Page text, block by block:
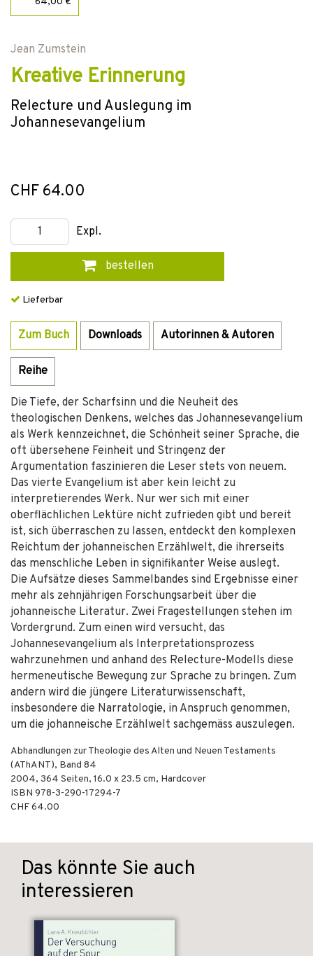
Jean Zumstein
Kreative Erinnerung
Relecture und Auslegung im
Johannesevangelium
CHF 64.00
Expl.
bestellen
Lieferbar
Zum Buch Downloads Autorinnen & Autoren
Reihe
Die Tiefe, der Scharfsinn und die Neuheit des
theologischen Denkens, welches das Johannesevangelium
als Werk kennzeichnet, die Schönheit seiner Sprache, die
oft übersehene Feinheit und Stringenz der
Argumentation faszinieren die Leser stets von neuem.
Das vierte Evangelium ist aber kein leicht zu
interpretierendes Werk. Nur wer sich mit einer
oberflächlichen Lektüre nicht zufrieden gibt und bereit
ist, sich überraschen zu lassen, entdeckt den komplexen
Reichtum der johanneischen Erzählwelt, die ihrerseits
das menschliche Leben in signifikanter Weise auslegt.
Die Aufsätze dieses Sammelbandes sind Ergebnisse einer
mehr als zehnjährigen Forschungsarbeit über die
johanneische Literatur. Zwei Fragestellungen stehen im
Vordergrund. Zum einen wird versucht, das
Johannesevangelium als Interpretationsprozess
wahrzunehmen und anhand des Relecture-Modells diese
hermeneutische Bewegung zur Sprache zu bringen. Zum
andern wird die jüngere Literaturwissenschaft,
insbesondere die Narratologie, in Anspruch genommen,
um die johanneische Erzählwelt sachgemäss auszulegen.
Abhandlungen zur Theologie des Alten und Neuen Testaments
(AThANT), Band 84
2004, 364 Seiten, 16.0 x 23.5 cm, Hardcover
ISBN 978-3-290-17294-7
CHF 64.00
Das könnte Sie auch
interessieren